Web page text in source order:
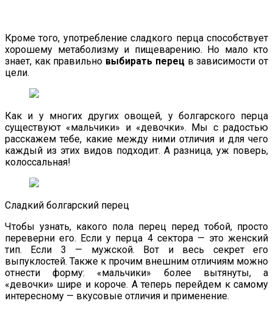
Кроме того, употребление сладкого перца способствует
хорошему метаболизму и пищеварению. Но мало кто
знает, как правильно выбирать перецв зависимости от
цели.
Как и у многих других овощей, у болгарского перца
существуют «мальчики» и «девочки». Мы с радостью
расскажем тебе, какие между ними отличия и для чего
каждый из этих видов подходит. А разница, уж поверь,
колоссальная!
Сладкий болгарский перец
Чтобы узнать, какого пола перец перед тобой, просто
переверни его. Если у перца 4 сектора — это женский
тип. Если 3 — мужской. Вот и весь секрет его
выпуклостей. Также к прочим внешним отличиям можно
отнести форму: «мальчики» более вытянуты, а
«девочки» шире и короче. А теперь перейдем к самому
интересному — вкусовые отличия и применение.